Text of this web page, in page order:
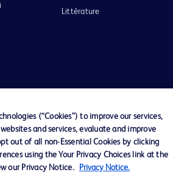
Littérature
BD
(“Cookies”) to improve our services,
and services, evaluate and improve
out of all non-Essential Cookies by clicking
using the Your Privacy Choices link at the
our Privacy Notice.
Privacy Notice.